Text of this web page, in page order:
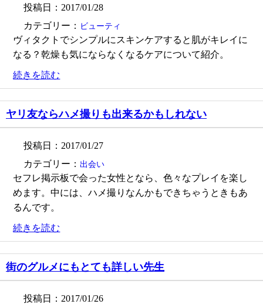
投稿日：2017/01/28
カテゴリー： ビューティ
ヴィタクトでシンプルにスキンケアすると肌がキレイに
なる？乾燥も気にならなくなるケアについて紹介。
続きを読む
ヤリ友ならハメ撮りも出来るかもしれない
投稿日：2017/01/27
カテゴリー： 出会い
セフレ掲示板で会った女性となら、色々なプレイを楽し
めます。中には、ハメ撮りなんかもできちゃうときもあ
るんです。
続きを読む
街のグルメにもとても詳しい先生
投稿日：2017/01/26